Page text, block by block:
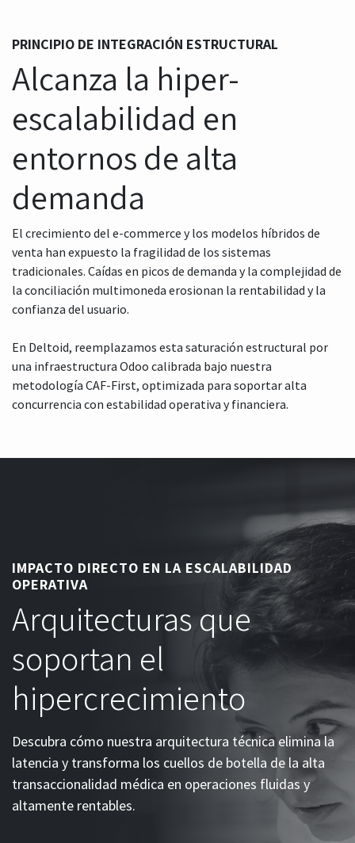
PRINCIPIO DE INTEGRACIÓN ESTRUCTURAL
Alcanza la hiper-
escalabilidad en
entornos de alta
demanda
El crecimiento del e-commerce y los modelos híbridos de
venta han expuesto la fragilidad de los sistemas
tradicionales. Caídas en picos de demanda y la complejidad de
la conciliación multimoneda erosionan la rentabilidad y la
confianza del usuario.
En Deltoid, reemplazamos esta saturación estructural por
una infraestructura Odoo calibrada bajo nuestra
metodología CAF-First, optimizada para soportar alta
concurrencia con estabilidad operativa y financiera.
IMPACTO DIRECTO EN LA ESCALABILIDAD
OPERATIVA
Arquitecturas que
soportan el
hipercrecimiento
Descubra cómo nuestra arquitectura técnica elimina la
latencia y transforma los cuellos de botella de la alta
transaccionalidad médica en operaciones fluidas y
altamente rentables.